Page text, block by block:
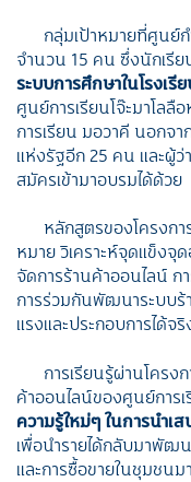
กลุ่มเป้าหมายที่ศูนย์
จำนวน 15 คน ซึ่งนักเรีย
ระบบการศึกษาในโรงเรี
ศูนย์การเรียนโจ๊ะมาโล
การเรียน มอวาคี นอกจ
แห่งรัฐอีก 25 คน และผู้
สมัครเข้ามาอบรมได้ด้วย
หลักสูตรของโครงกา
หมาย วิเคราะห์จุดแข็ง
จัดการร้านค้าออนไลน์ ก
การร่วมกันพัฒนาระบบ
แรงและประกอบการได้จริ
การเรียนรู้ผ่านโคร
ค้าออนไลน์ของศูนย์การเ
ความรู้ใหม่ๆ ในการนำ
เพื่อนำรายได้กลับมาพัฒ
และการซื้อขายในชุมชนม